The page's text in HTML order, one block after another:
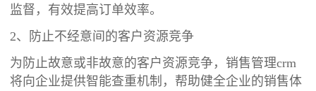
监督，有效提高订单效率。
2、防止不经意间的客户资源竞争
为防止故意或非故意的客户资源竞争，销售管理crm
将向企业提供智能查重机制，帮助健全企业的销售体